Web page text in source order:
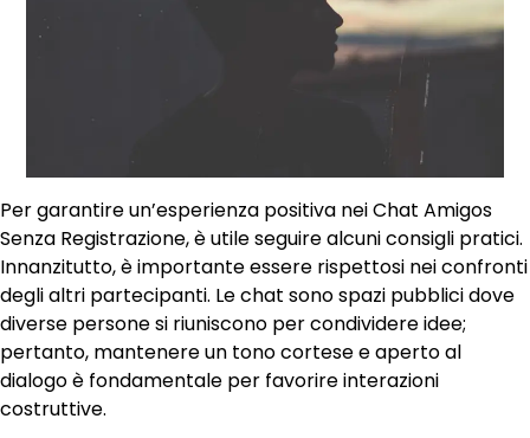
Per garantire un’esperienza positiva nei Chat Amigos
Senza Registrazione, è utile seguire alcuni consigli pratici.
Innanzitutto, è importante essere rispettosi nei confronti
degli altri partecipanti. Le chat sono spazi pubblici dove
diverse persone si riuniscono per condividere idee;
pertanto, mantenere un tono cortese e aperto al
dialogo è fondamentale per favorire interazioni
costruttive.